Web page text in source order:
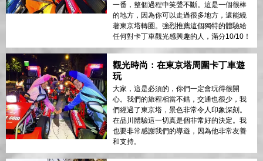
一番，整個過程中笑聲不斷。這是一個很棒
的地方，因為你可以走過很多地方，還能繞
著東京塔轉圈。強烈推薦這個獨特的體驗給
任何對卡丁車觀光感興趣的人，滿分10/10！
觀光時尚：在東京塔周圍卡丁車遊
玩
大家，這是必須的，你們一定會玩得很開
心。我們的旅程相當不錯，交通也很少，我
們經過了東京塔，景色非常令人印象深刻。
在品川體驗這一切真是個非常好的決定。我
也要非常感謝我們的導遊，因為他非常友善
和支持。